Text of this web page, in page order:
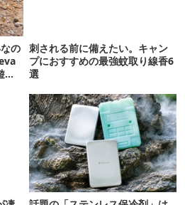
の
刺される前に備えたい。キャン
プにおすすめの最強蚊取り線香6
選